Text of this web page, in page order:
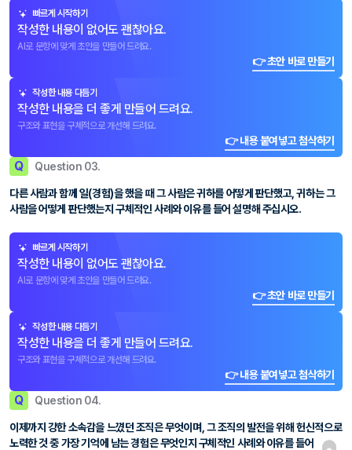
빠르게 시작하기
작성한 내용이 없어도 괜찮아요.
AI로 문항에 맞게 초안을 만들어 드려요.
👉 초안 바로 만들기
작성한 내용 다듬기
작성한 내용을 더 좋게 만들어 드려요.
구조와 표현을 구체적으로 개선해 드려요.
👉 내용 붙여넣고 첨삭하기
Q Question 03.
다른 사람과 함께 일(경험)을 했을 때 그 사람은 귀하를 어떻게 판단했고, 귀하는 그
사람을 어떻게 판단했는지 구체적인 사례와 이유를 들어 설명해 주십시오.
빠르게 시작하기
작성한 내용이 없어도 괜찮아요.
AI로 문항에 맞게 초안을 만들어 드려요.
👉 초안 바로 만들기
작성한 내용 다듬기
작성한 내용을 더 좋게 만들어 드려요.
구조와 표현을 구체적으로 개선해 드려요.
👉 내용 붙여넣고 첨삭하기
Q Question 04.
이제까지 강한 소속감을 느꼈던 조직은 무엇이며, 그 조직의 발전을 위해 헌신적으로
노력한 것 중 가장 기억에 남는 경험은 무엇인지 구체적인 사례와 이유를 들어